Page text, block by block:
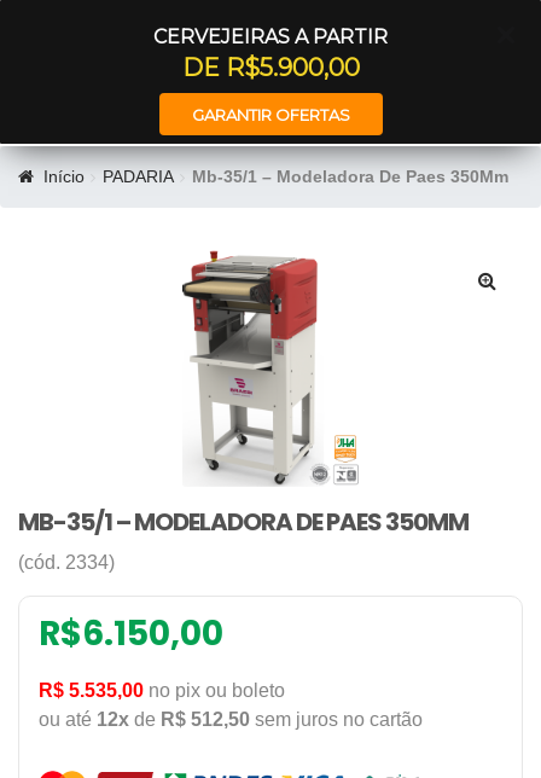
CERVEJEIRAS A PARTIR
DE R$5.900,00
GARANTIR OFERTAS
Início PADARIA Mb-35/1 – Modeladora De Paes 350Mm
MB-35/1 – MODELADORA DE PAES 350MM
(cód. 2334)
R$6.150,00
R$ 5.535,00 no pix ou boleto
ou até 12x de R$ 512,50 sem juros no cartão